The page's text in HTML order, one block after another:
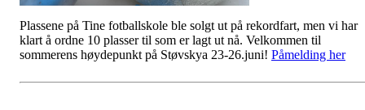
Plassene på Tine fotballskole ble solgt ut på rekordfart, men vi har
klart å ordne 10 plasser til som er lagt ut nå. Velkommen til
sommerens høydepunkt på Støvskya 23-26.juni! Påmelding her